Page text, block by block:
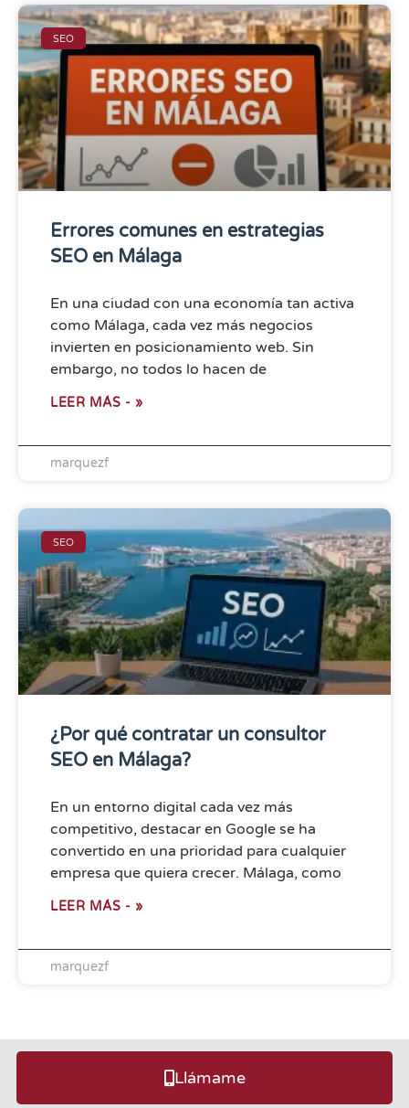
SEO
Errores comunes en estrategias
SEO en Málaga
En una ciudad con una economía tan activa
como Málaga, cada vez más negocios
invierten en posicionamiento web. Sin
embargo, no todos lo hacen de
LEER MÁS - »
marquezf
SEO
¿Por qué contratar un consultor
SEO en Málaga?
En un entorno digital cada vez más
competitivo, destacar en Google se ha
convertido en una prioridad para cualquier
empresa que quiera crecer. Málaga, como
LEER MÁS - »
marquezf
Llámame